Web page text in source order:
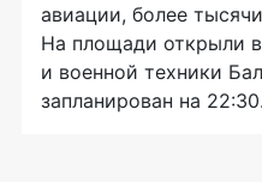
авиации, более
На площади открыли
и военной техники
запланирован на 22:30.